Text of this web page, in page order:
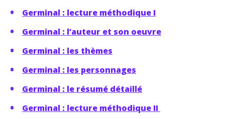
Germinal : lecture méthodique I
Germinal : l’auteur et son oeuvre
Germinal : les thèmes
Germinal : les personnages
Germinal : le résumé détaillé
Germinal : lecture méthodique II